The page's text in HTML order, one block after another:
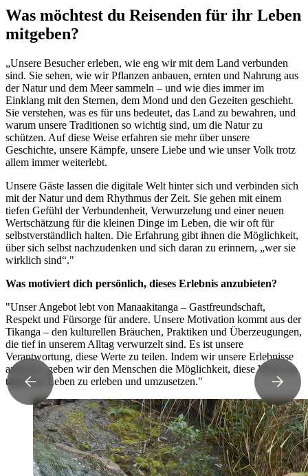
Was möchtest du Reisenden für ihr Leben
mitgeben?
„Unsere Besucher erleben, wie eng wir mit dem Land verbunden
sind. Sie sehen, wie wir Pflanzen anbauen, ernten und Nahrung aus
der Natur und dem Meer sammeln – und wie dies immer im
Einklang mit den Sternen, dem Mond und den Gezeiten geschieht.
Sie verstehen, was es für uns bedeutet, das Land zu bewahren, und
warum unsere Traditionen so wichtig sind, um die Natur zu
schützen. Auf diese Weise erfahren sie mehr über unsere
Geschichte, unsere Kämpfe, unsere Liebe und wie unser Volk trotz
allem immer weiterlebt.
Unsere Gäste lassen die digitale Welt hinter sich und verbinden sich
mit der Natur und dem Rhythmus der Zeit. Sie gehen mit einem
tiefen Gefühl der Verbundenheit, Verwurzelung und einer neuen
Wertschätzung für die kleinen Dinge im Leben, die wir oft für
selbstverständlich halten. Die Erfahrung gibt ihnen die Möglichkeit,
über sich selbst nachzudenken und sich daran zu erinnern, „wer sie
wirklich sind“."
Was motiviert dich persönlich, dieses Erlebnis anzubieten?
"Unser Angebot lebt von Manaakitanga – Gastfreundschaft,
Respekt und Fürsorge für andere. Unsere Motivation kommt aus der
Tikanga – den kulturellen Bräuchen, Praktiken und Überzeugungen,
die tief in unserem Alltag verwurzelt sind. Es ist unsere
Verantwortung, diese Werte zu teilen. Indem wir unsere Erlebnisse
anbieten, geben wir den Menschen die Möglichkeit, diese Werte im
täglichen Leben zu erleben und umzusetzen."